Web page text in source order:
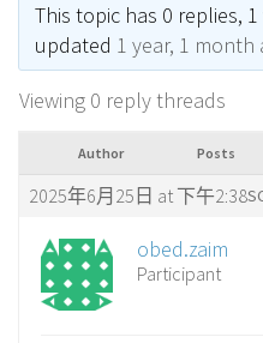
This topic has 0 replies,
updated 1 year, 1 month
Viewing 0 reply threads
Author Posts
2025年6月25日 at 下午2:38
obed.zaim
Participant